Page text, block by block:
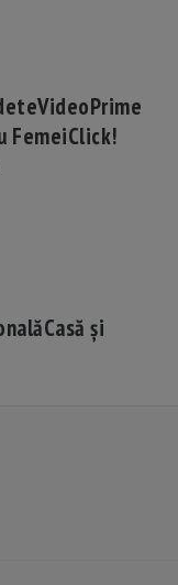
VideoPrime
FemeiClick!
Casă și